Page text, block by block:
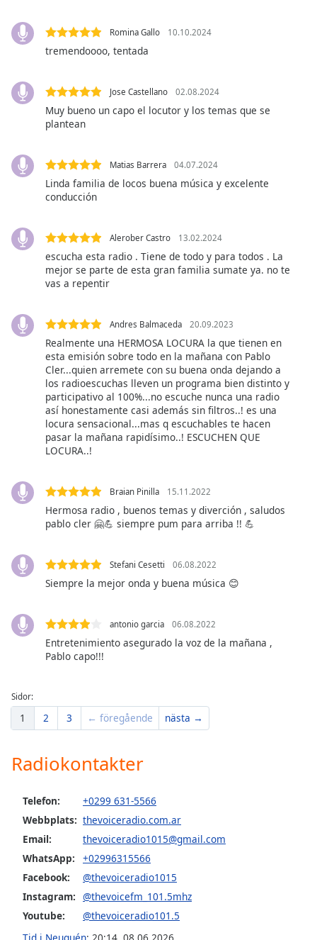
dialog
subtitles
selected
in-
Picture
Fullscreen
modal
dialog
window.
Text
Color
Text
Color
Caption
Area
Background
Font
Edge
Style
Romina Gallo 10.10.2024
tremendoooo, tentada
Jose Castellano 02.08.2024
Muy bueno un capo el locutor y los temas que se
plantean
Matias Barrera 04.07.2024
Linda familia de locos buena música y excelente
conducción
Alerober Castro 13.02.2024
escucha esta radio . Tiene de todo y para todos . La
mejor se parte de esta gran familia sumate ya. no te
vas a repentir
Andres Balmaceda 20.09.2023
Realmente una HERMOSA LOCURA la que tienen en
esta emisión sobre todo en la mañana con Pablo
Cler...quien arremete con su buena onda dejando a
los radioescuchas lleven un programa bien distinto y
participativo al 100%...no escuche nunca una radio
así honestamente casi además sin filtros..! es una
locura sensacional...mas q escuchables te hacen
pasar la mañana rapidísimo..! ESCUCHEN QUE
LOCURA..!
Braian Pinilla 15.11.2022
Hermosa radio , buenos temas y diverción , saludos
pablo cler 🤗💪 siempre pum para arriba !! 💪
Stefani Cesetti 06.08.2022
Siempre la mejor onda y buena música 😊
antonio garcia 06.08.2022
Entretenimiento asegurado la voz de la mañana ,
Pablo capo!!!
Sidor:
1 2 3 ← föregående nästa →
Radiokontakter
Telefon:
+0299 631-5566
Webbplats: thevoiceradio.com.ar
Email:
thevoiceradio1015@gmail.com
WhatsApp:
+02996315566
Facebook:
@thevoiceradio1015
Instagram: @thevoicefm_101.5mhz
Youtube:
@thevoiceradio101.5
Tid i Neuquén: 20:14 08.06.2026